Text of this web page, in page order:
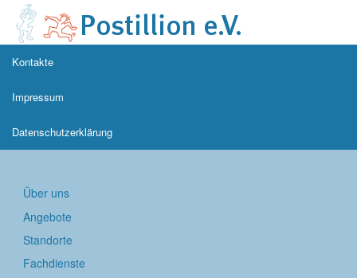
Kontakte
Impressum
Datenschutzerklärung
Über uns
Angebote
Standorte
Fachdienste